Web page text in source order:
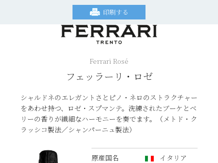
印刷する
Ferrari Rosé
フェッラーリ・ロゼ
シャルドネのエレガントさとピノ・ネロのストラクチャー
をあわせ持つ、ロゼ・スプマンテ。洗練されたブーケとベ
リーの香りが繊細なハーモニーを奏でます。（メトド・ク
ラッシコ製法／シャンパーニュ製法）
原産国名
イタリア